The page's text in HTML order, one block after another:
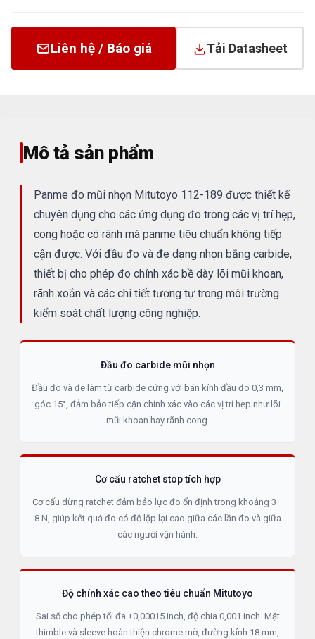
Liên hệ / Báo giá Tải Datasheet
Mô tả sản phẩm
Panme đo mũi nhọn Mitutoyo 112-189 được thiết kế
chuyên dụng cho các ứng dụng đo trong các vị trí hẹp,
cong hoặc có rãnh mà panme tiêu chuẩn không tiếp
cận được. Với đầu đo và đe dạng nhọn bằng carbide,
thiết bị cho phép đo chính xác bề dày lõi mũi khoan,
rãnh xoắn và các chi tiết tương tự trong môi trường
kiểm soát chất lượng công nghiệp.
Đầu đo carbide mũi nhọn
Đầu đo và đe làm từ carbide cứng với bán kính đầu đo 0,3 mm,
góc 15°, đảm bảo tiếp cận chính xác vào các vị trí hẹp như lõi
mũi khoan hay rãnh cong.
Cơ cấu ratchet stop tích hợp
Cơ cấu dừng ratchet đảm bảo lực đo ổn định trong khoảng 3–
8 N, giúp kết quả đo có độ lặp lại cao giữa các lần đo và giữa
các người vận hành.
Độ chính xác cao theo tiêu chuẩn Mitutoyo
Sai số cho phép tối đa ±0,00015 inch, độ chia 0,001 inch. Mặt
thimble và sleeve hoàn thiện chrome mờ, đường kính 18 mm,